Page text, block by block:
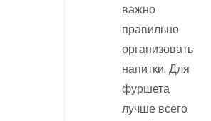
важно
правильно
организовать
напитки. Для
фуршета
лучше всего